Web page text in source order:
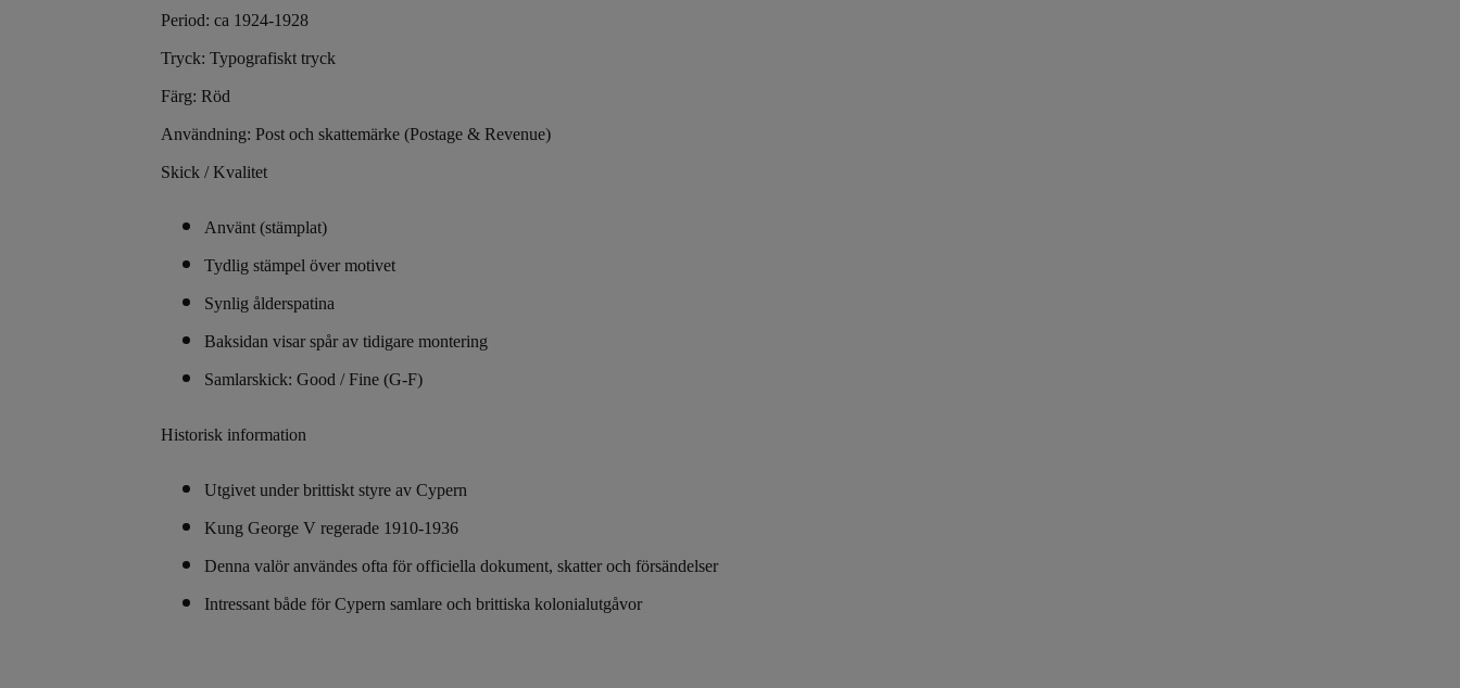
Period: ca 1924-1928
Tryck: Typografiskt tryck
Färg: Röd
Användning: Post och skattemärke (Postage & Revenue)
Skick / Kvalitet
Använt (stämplat)
Tydlig stämpel över motivet
Synlig ålderspatina
Baksidan visar spår av tidigare montering
Samlarskick: Good / Fine (G-F)
Historisk information
Utgivet under brittiskt styre av Cypern
Kung George V regerade 1910-1936
Denna valör användes ofta för officiella dokument, skatter och försändelser
Intressant både för Cypern samlare och brittiska kolonialutgåvor